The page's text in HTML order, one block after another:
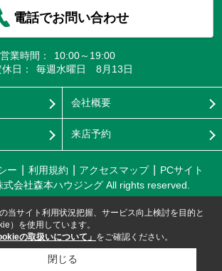
電話でお問い合わせ
営業時間：
10:00～19:00
日：
毎週水曜日 8月13日
会社概要
来店予約
ー 利用規約 アクセスマップ
PCサイト
会社森本ハウジング All rights reserved.
当サイト利用状況把握、サービス向上検討を目的と
）を使用しています。
の取扱いについて」 をご確認ください。
閉じる